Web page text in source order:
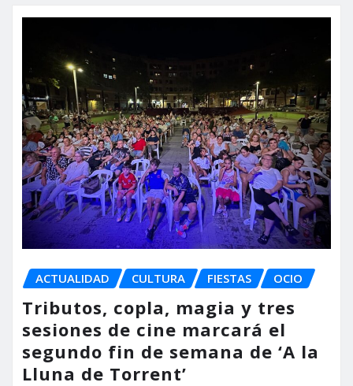
ACTUALIDAD CULTURA FIESTAS OCIO
Tributos, copla, magia y tres
sesiones de cine marcará el
segundo fin de semana de ‘A la
Lluna de Torrent’